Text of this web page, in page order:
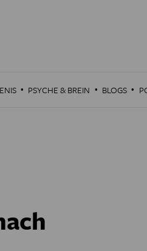
· PSYCHE & BREIN · BLOGS ·